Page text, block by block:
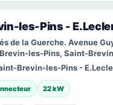
les-Pins -
de la Guerche. Avenue
les-Pins, Saint-
Brevin-les-Pins -
22 kW